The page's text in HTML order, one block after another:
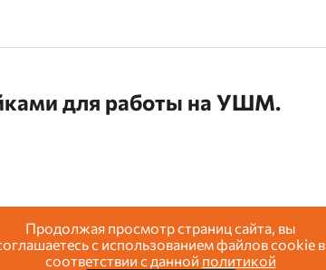
для работы на УШМ.
Продолжая просмотр страниц сайта, вы
с использованием файлов cookie в
соответствии с данной политикой